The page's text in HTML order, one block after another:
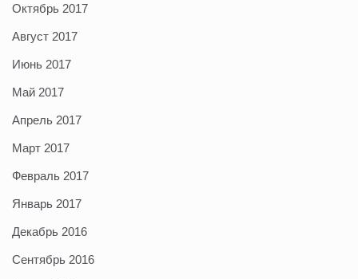
Октябрь 2017
Август 2017
Июнь 2017
Май 2017
Апрель 2017
Март 2017
Февраль 2017
Январь 2017
Декабрь 2016
Сентябрь 2016